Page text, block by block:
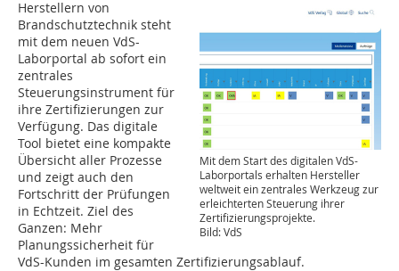
Mit dem Start des digitalen VdS-
Laborportals erhalten Hersteller
weltweit ein zentrales Werkzeug zur
erleichterten Steuerung ihrer
Zertifizierungsprojekte.
Bild: VdS
Herstellern von
Brandschutztechnik steht
mit dem neuen VdS-
Laborportal ab sofort ein
zentrales
Steuerungsinstrument für
ihre Zertifizierungen zur
Verfügung. Das digitale
Tool bietet eine kompakte
Übersicht aller Prozesse
und zeigt auch den
Fortschritt der Prüfungen
in Echtzeit. Ziel des
Ganzen: Mehr
Planungssicherheit für
VdS-Kunden im gesamten Zertifizierungsablauf.